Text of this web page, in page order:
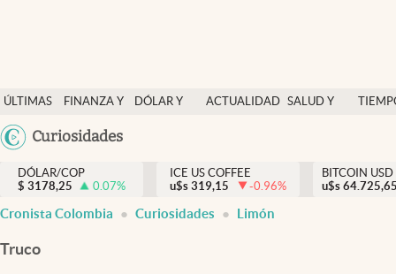
ÚLTIMAS
NOTICIAS
FINANZA Y
DÓLAR Y
ACTUALIDAD SALUD Y
México
Curiosidades
Salud y nutrición
Vida espiritual
Actualidad
DÓLAR/COP
$ 3178,25 0.07%
ICE US COFFEE
u$s 319,15 -0.96%
BITCOIN USD
u$s
Cronista Colombia Curiosidades Limón
Truco